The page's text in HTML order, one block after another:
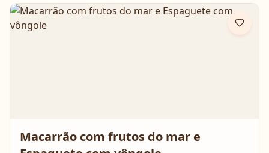
Macarrão com frutos do mar e